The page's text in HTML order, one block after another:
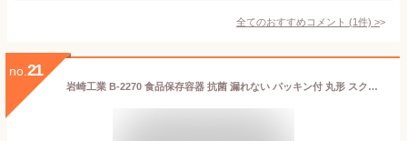
全てのおすすめコメント (1件) >
no. 21
岩崎工業 B-2270 食品保存容器 抗菌 漏れない パッキン付 丸形 スクリュートップキーパー 250ml 浅型 IR27080 岩崎 イワサキ IWASAKI